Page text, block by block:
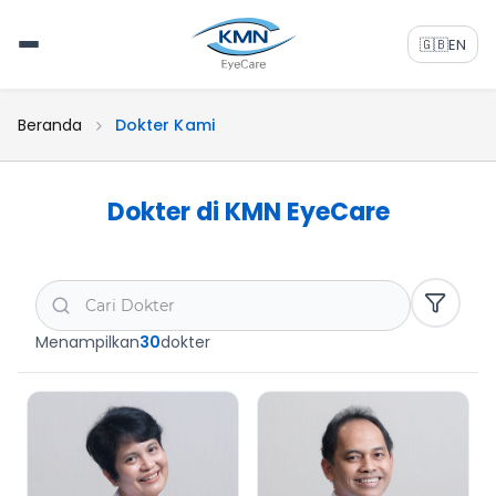
🇬🇧EN
Beranda Dokter Kami
Dokter di KMN EyeCare
Menampilkan30dokter